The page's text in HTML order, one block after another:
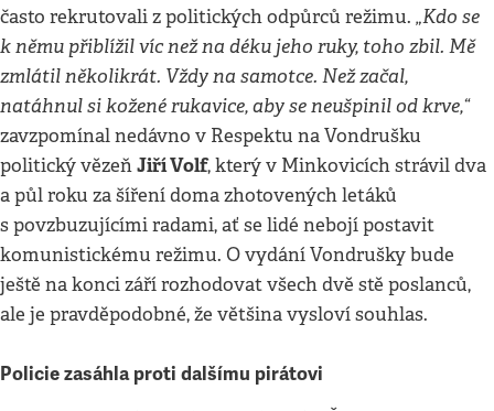
často rekrutovali z politických odpůrců režimu. „Kdo se
k němu přiblížil víc než na déku jeho ruky, toho zbil. Mě
zmlátil několikrát. Vždy na samotce. Než začal,
natáhnul si kožené rukavice, aby se neušpinil od krve,“
zavzpomínal nedávno v Respektu na Vondrušku
politický vězeňJiří Volf, který v Minkovicích strávil dva
a půl roku za šíření doma zhotovených letáků
s povzbuzujícími radami, ať se lidé nebojí postavit
komunistickému režimu. O vydání Vondrušky bude
ještě na konci září rozhodovat všech dvě stě poslanců,
ale je pravděpodobné, že většina vysloví souhlas.
Policie zasáhla proti dalšímu pirátovi